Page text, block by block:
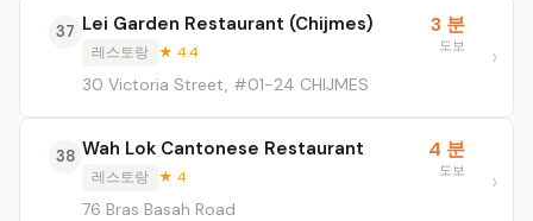
37 Lei Garden Restaurant (Chijmes)
레스토랑 ★ 4.4
30 Victoria Street, #01-24 CHIJMES
3 분
도보
38 Wah Lok Cantonese Restaurant
레스토랑 ★ 4
76 Bras Basah Road
4 분
도보